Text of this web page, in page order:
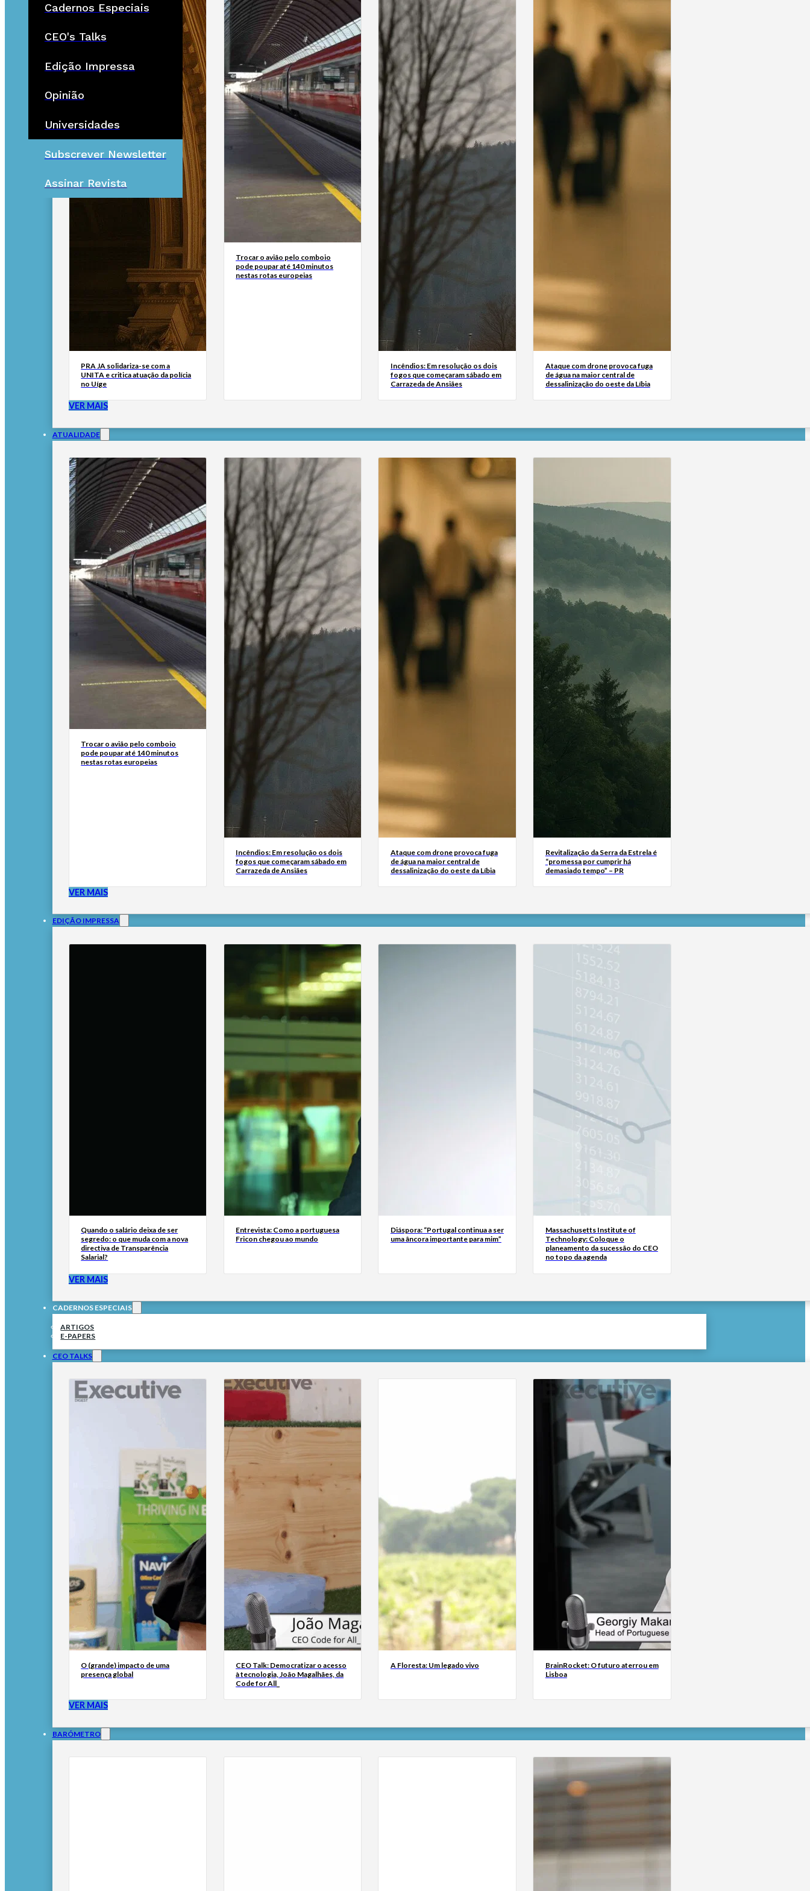
Cadernos Especiais
CEO's Talks
Edição Impressa
Opinião
Universidades
Subscrever Newsletter
Assinar Revista
PRA JA solidariza-se com a
UNITA e critica atuação da polícia
no Uíge
Trocar o avião pelo comboio
pode poupar até 140 minutos
nestas rotas europeias
Incêndios: Em resolução os dois
fogos que começaram sábado em
Carrazeda de Ansiães
Ataque com drone provoca fuga
de água na maior central de
dessalinização do oeste da Líbia
VER MAIS
ATUALIDADE
Trocar o avião pelo comboio
pode poupar até 140 minutos
nestas rotas europeias
Incêndios: Em resolução os dois
fogos que começaram sábado em
Carrazeda de Ansiães
Ataque com drone provoca fuga
de água na maior central de
dessalinização do oeste da Líbia
Revitalização da Serra da Estrela é
“promessa por cumprir há
demasiado tempo” – PR
VER MAIS
EDIÇÃO IMPRESSA
Quando o salário deixa de ser
segredo: o que muda com a nova
directiva de Transparência
Salarial?
Entrevista: Como a portuguesa
Fricon chegou ao mundo
Diáspora: “Portugal continua a ser
uma âncora importante para mim”
Massachusetts Institute of
Technology: Coloque o
planeamento da sucessão do CEO
no topo da agenda
VER MAIS
CADERNOS ESPECIAIS
ARTIGOS
E-PAPERS
CEO TALKS
O (grande) impacto de uma
presença global
CEO Talk: Democratizar o acesso
à tecnologia, João Magalhães, da
Code for All_
A Floresta: Um legado vivo
BrainRocket: O futuro aterrou em
Lisboa
VER MAIS
BARÓMETRO